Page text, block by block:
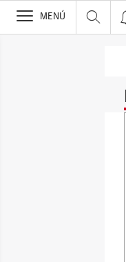
>
MENÚ